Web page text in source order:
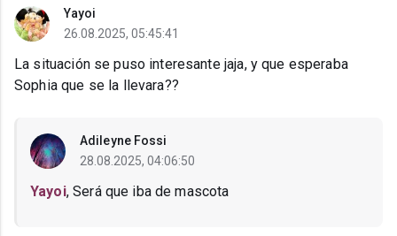
Yayoi
26.08.2025, 05:45:41
La situación se puso interesante jaja, y que esperaba
Sophia que se la llevara??
Adileyne Fossi
28.08.2025, 04:06:50
Yayoi, Será que iba de mascota